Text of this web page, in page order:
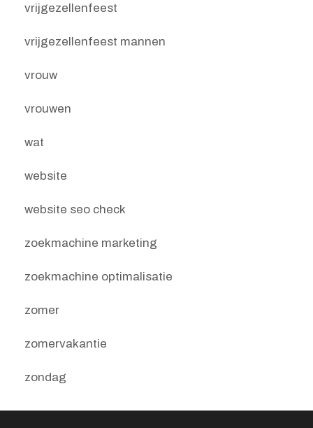
vrijgezellenfeest
vrijgezellenfeest mannen
vrouw
vrouwen
wat
website
website seo check
zoekmachine marketing
zoekmachine optimalisatie
zomer
zomervakantie
zondag